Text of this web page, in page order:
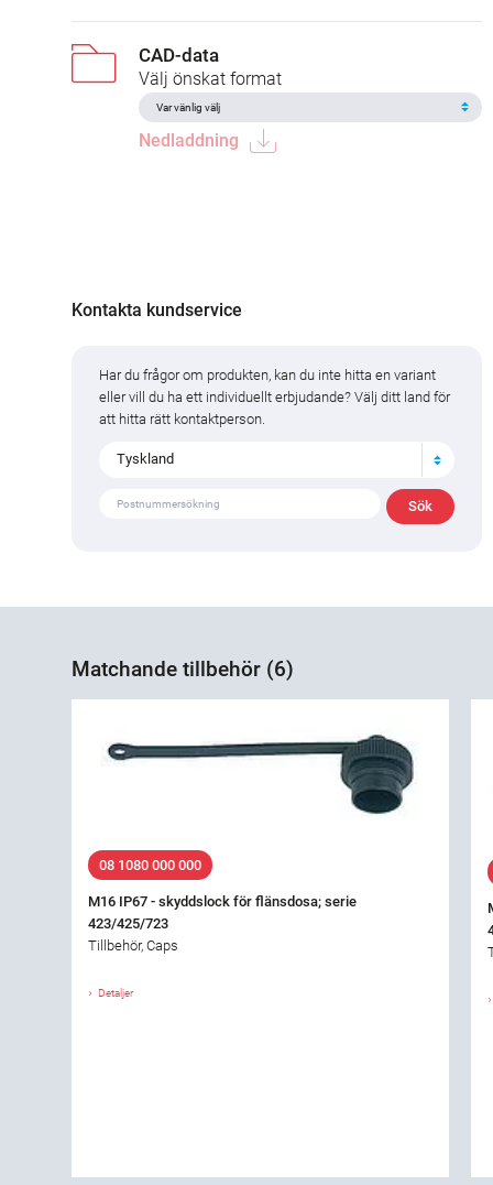
CAD-data
Välj önskat format
Nedladdning
Kontakta kundservice
Har du frågor om produkten, kan du inte hitta en variant
eller vill du ha ett individuellt erbjudande? Välj ditt land för
att hitta rätt kontaktperson.
Tyskland
Matchande tillbehör (6)
08 1080 000 000
M16 IP67 - skyddslock för flänsdosa; serie
423/425/723
Tillbehör, Caps
Detaljer